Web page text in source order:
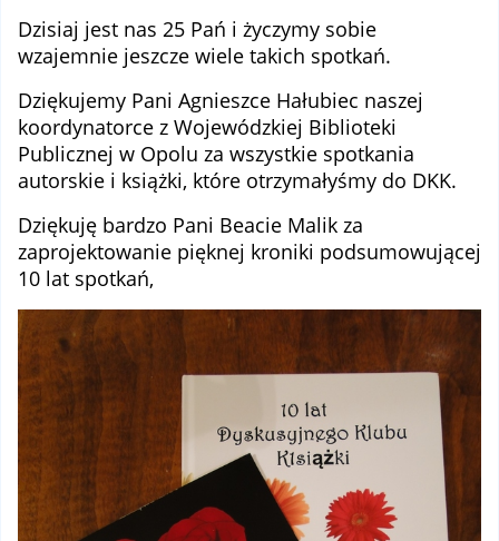
Dzisiaj jest nas 25 Pań i życzymy sobie
wzajemnie jeszcze wiele takich spotkań.
Dziękujemy Pani Agnieszce Hałubiec naszej
koordynatorce z Wojewódzkiej Biblioteki
Publicznej w Opolu za wszystkie spotkania
autorskie i książki, które otrzymałyśmy do DKK.
Dziękuję bardzo Pani Beacie Malik za
zaprojektowanie pięknej kroniki podsumowującej
10 lat spotkań,